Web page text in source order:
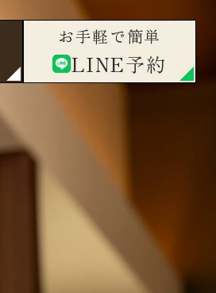
お手軽で簡単
LINE予約